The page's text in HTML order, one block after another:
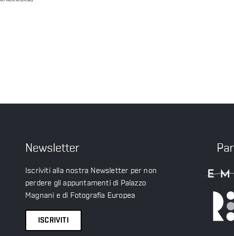
Newsletter
Iscriviti alla nostra Newsletter per non
perdere gli appuntamenti di Palazzo
Magnani e di Fotografia Europea
ISCRIVITI